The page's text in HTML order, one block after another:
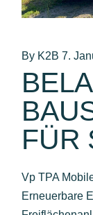
By K2B 7.
ÜR
Vp TPA
Erneuerbare